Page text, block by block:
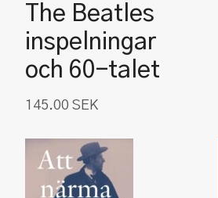
The Beatles
inspelningar
och 60-talet
145.00SEK